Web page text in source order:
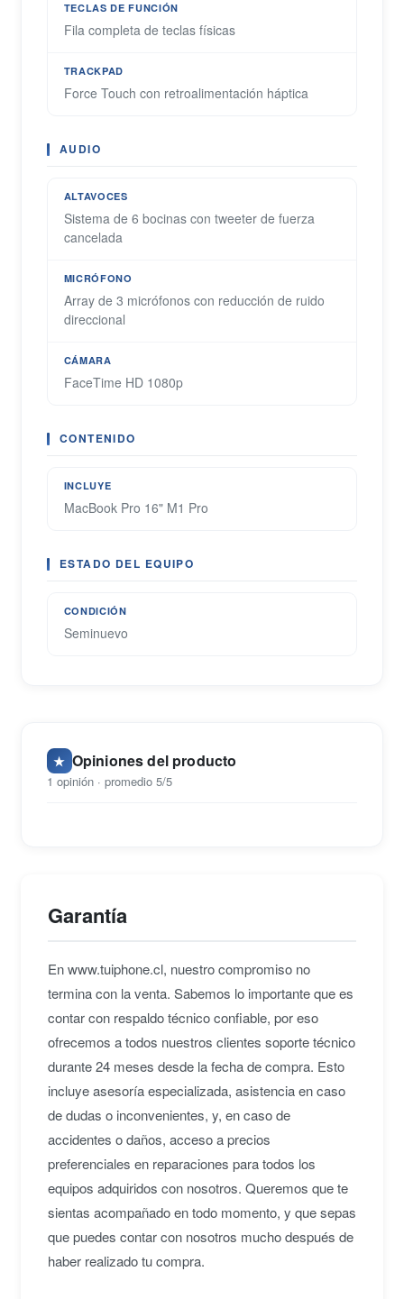
TECLAS DE FUNCIÓN
Fila completa de teclas físicas
TRACKPAD
Force Touch con retroalimentación háptica
AUDIO
ALTAVOCES
Sistema de 6 bocinas con tweeter de fuerza
cancelada
MICRÓFONO
Array de 3 micrófonos con reducción de ruido
direccional
CÁMARA
FaceTime HD 1080p
CONTENIDO
INCLUYE
MacBook Pro 16" M1 Pro
ESTADO DEL EQUIPO
CONDICIÓN
Seminuevo
★ Opiniones del producto
1 opinión · promedio 5/5
Garantía
En www.tuiphone.cl, nuestro compromiso no
termina con la venta. Sabemos lo importante que es
contar con respaldo técnico confiable, por eso
ofrecemos a todos nuestros clientes soporte técnico
durante 24 meses desde la fecha de compra. Esto
incluye asesoría especializada, asistencia en caso
de dudas o inconvenientes, y, en caso de
accidentes o daños, acceso a precios
preferenciales en reparaciones para todos los
equipos adquiridos con nosotros. Queremos que te
sientas acompañado en todo momento, y que sepas
que puedes contar con nosotros mucho después de
haber realizado tu compra.